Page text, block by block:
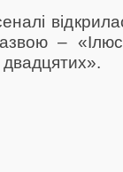
–
двадцятих».